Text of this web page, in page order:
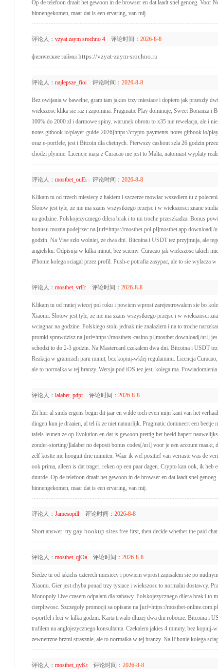
Op de telefoon draait het gewoon in de browser en dat laadt snel genoeg. Voor
binnengekomen, maar dat is een ervaring, van mij.
评论人： vzyat zaym srochno 4 评论时间： 2026-8-8
физические займы https://vzyat-zaym-srochno.ru
评论人： najlepsze_fioi 评论时间： 2026-8-8
Bez owijania w bawelne, gram tam jakies trzy miesiace i dopiero jak przeszly
wiekszosc klika sie raz i zapomina. Pragmatic Play dominuje, Sweet Bonanza
100% do 2000 zl i darmowe spiny, warunek obrotu to x35 nie rewelacja, ale i
notes.gitbook.io/player-guide-2026]https://crypto-payments-notes.gitbook.io/
oraz e-portfele, jest i Bitcoin dla chetnych. Pierwszy cashout szla 26 godzin
chodzi plynnie. Licencje maja z Curacao nie jest to Malta, natomiast wyplaty
评论人： mostbet_ouEi 评论时间： 2026-8-8
Klikam tu od trzech miesiecy z hakiem i szczerze mowiac wszedlem tu z
Slotow jest tyle, ze nie ma szans wszystkiego przejsc i w wiekszosci znane
na godzine. Polskojezycznego dilera brak i to mi troche przeszkadza. Bonus
bonusu mozna podejrzec na [url=https://mostbet-pol.pl]mostbet app
godzin. Na Vise szlo wolniej, ze dwa dni. Bitcoina i USDT tez przyjmuja, ale
angielsku. Odpisuja w kilka minut, bez sciemy. Curacao jak wiekszosc takich
iPhonie kolega sciagal przez profil. Push-e potrafia zasypac, ale to sie wylacza
评论人： mostbet_vrEr 评论时间： 2026-8-8
Klikam tu od mniej wiecej pol roku i powiem wprost zarejestrowalem sie bo
Xiaomi. Slotow jest tyle, ze nie ma szans wszystkiego przejsc i w wiekszosci
wciagnac na godzine. Polskiego stolu jednak nie znalazlem i na to troche
promki sprawdzisz na [url=https://mostbets-casino.pl]mostbet download[/url]
schodzi to do 2-3 godzin. Na Mastercard czekalem dwa dni. Bitcoina i USDT
Reakcja w granicach paru minut, bez kopiuj-wklej regulaminu. Licencja
ale to normalka w tej branzy. Wersja pod iOS tez jest, kolega ma.
评论人： lalabet_pdpr 评论时间： 2026-8-8
Zit hier al sinds ergens begin dit jaar en wilde toch even mijn kant van het
dingen kun je draaien, al tel ik ze niet natuurlijk. Pragmatic domineert een
tafels leunen ze op Evolution en dat is gewoon prettig het beeld hapert
zonder-storting/]lalabet no deposit bonus codes[/url] voor je een account
zelf kostte me hooguit drie minuten. Waar ik wel positief van verraste was de
ook prima, alleen is dat trager, reken op een paar dagen. Crypto kan ook, ik heb
duurde. Op de telefoon draait het gewoon in de browser en dat laadt snel
binnengekomen, maar dat is een ervaring, van mij.
评论人： Jamesopill 评论时间： 2026-8-8
Short answer: try gay hookup sites free first, then decide whether the paid
评论人： mostbet_qjOa 评论时间： 2026-8-8
Siedze tu od jakichs czterech miesiecy i powiem wprost zapisalem sie po
Xiaomi. Gier jest chyba ponad trzy tysiace i wiekszosc to normalni dostawcy.
Monopoly Live czasem odpalam dla zabawy. Polskojezycznego dilera brak i to
cierpliwosc. Szczegoly promocji sa opisane na [url=https://mostbet-
e-portfel i leci w kilka godzin. Karta trwalo dluzej dwa dni robocze. Bitcoina i
trafilem na anglojezycznego konsultanta. Czekalem jakies 4 minuty, bez
zewnetrzne brzmi strasznie, ale to normalka w tej branzy. Na iPhonie kolega
评论人： mostbet_qvKt评论时间： 2026-8-8